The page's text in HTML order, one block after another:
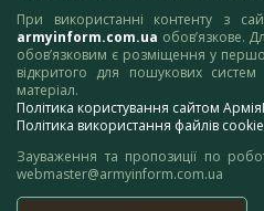
При використанні контенту з
armyinform.com.ua обов’язкове.
обов’язковим є розміщення у
відкритого для пошукових
матеріал.
Політика користування сайтом
Політика використання файлів cookie
Зауваження та пропозиції по
webmaster@armyinform.com.ua